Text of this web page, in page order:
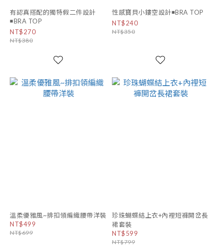
有認真搭配的獨特假二件設計
◾BRA TOP
NT$270
NT$380
性感寶貝小鏤空設計◾BRA TOP
NT$240
NT$350
溫柔優雅風~排扣領編織腰帶洋裝
NT$499
NT$699
珍珠蝴蝶結上衣+內裡短褲開岔長
裙套裝
NT$599
NT$799